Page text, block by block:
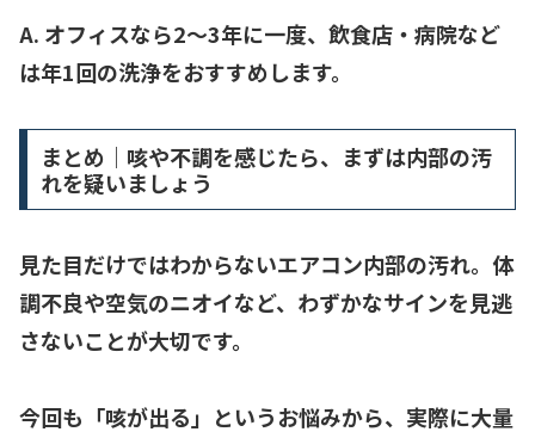
A. オフィスなら2〜3年に一度、飲食店・病院など
は年1回の洗浄をおすすめします。
まとめ｜咳や不調を感じたら、まずは内部の汚
れを疑いましょう
見た目だけではわからないエアコン内部の汚れ。 体
調不良や空気のニオイなど、わずかなサインを見逃
さないことが大切です。
今回も「咳が出る」というお悩みから、 実際に大量